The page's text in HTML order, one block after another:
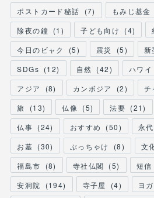
ポストカード秘話
(7) もみじ基金
除夜の鐘 (1 ) 子ども向け (4)
今日のビャク
(5) 震災 (5) 新
SDGs (12) 自然 (42) ハワイ
アジア
(8) カンボジア (2) チ
旅
(13) 仏像 (5) 法要 (21)
仏事 (24) おすすめ (50) 永
お墓 (30) ぶっちゃけ (8) 文
福島市
(8) 寺社仏閣 (5) 短信
安洞院
(194) 寺子屋 (4) ヨガ